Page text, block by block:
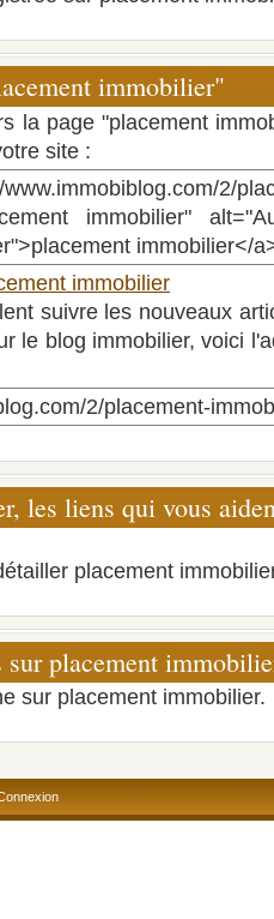
immobilier"
la page "placement
site :
2/
immobilier"
immobilier</
immobilier
suivre les nouveaux
le blog immobilier, voici
2/placement-
les liens qui vous
placement
sur placement
sur placement immobilier.